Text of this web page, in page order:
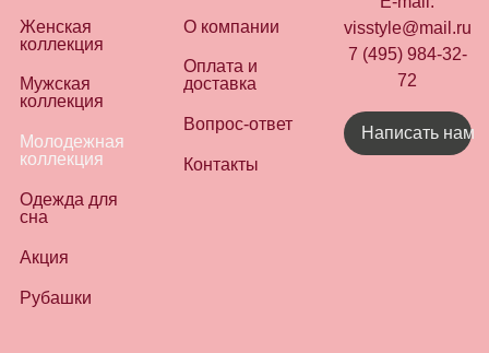
Женская
коллекция
Мужская
коллекция
Молодежная
коллекция
Одежда для
сна
Акция
Рубашки
О компании
Оплата и
доставка
Вопрос-ответ
Контакты
visstyle@mail.ru
7 (495) 984-32-
72
Написать нам